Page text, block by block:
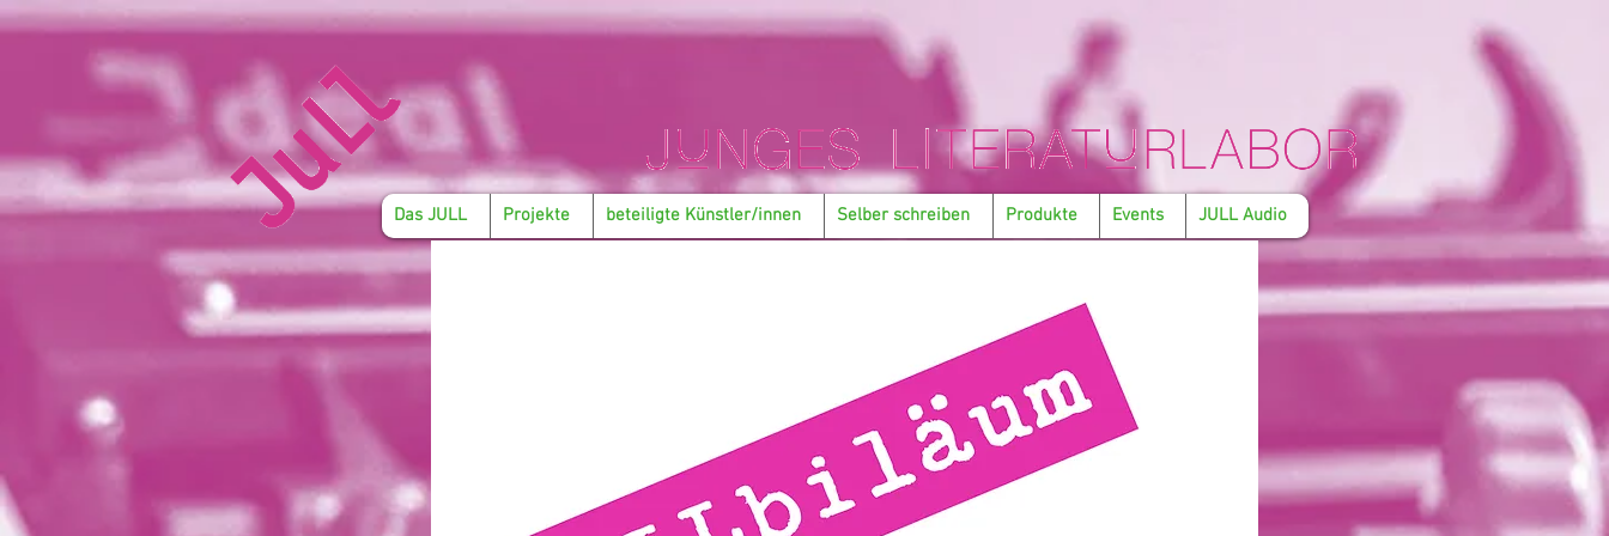
Das JULL Projekte beteiligte Künstler/innen Selber schreiben Produkte Events JULL Audio